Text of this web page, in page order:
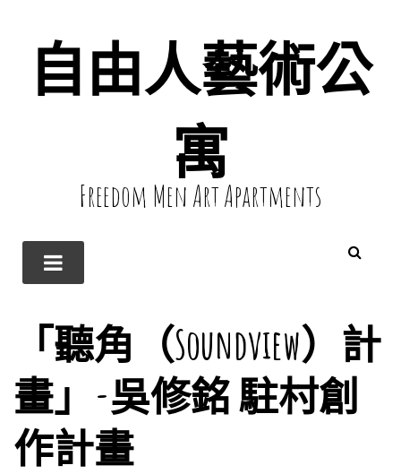
自由人藝術公
寓
Freedom Men Art Apartments
「聽角（Soundview）計
畫」-吳修銘 駐村創
作計畫